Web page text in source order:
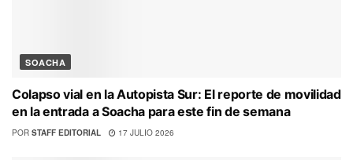
SOACHA
Colapso vial en la Autopista Sur: El reporte de movilidad
en la entrada a Soacha para este fin de semana
POR STAFF EDITORIAL 17 JULIO 2026